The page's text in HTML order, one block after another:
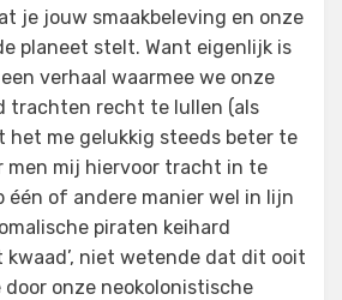
je jouw smaakbeleving en onze
planeet stelt. Want eigenlijk is
verhaal waarmee we onze
trachten recht te lullen (als
me gelukkig steeds beter te
men mij hiervoor tracht in te
één of andere manier wel in lijn
piraten keihard
kwaad’, niet wetende dat dit ooit
door onze neokolonistische